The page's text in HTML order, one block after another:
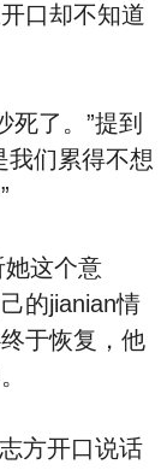
口却不知道
了。”提到
我们累得不想
这个意
的jianian情
于恢复，他
方开口说话